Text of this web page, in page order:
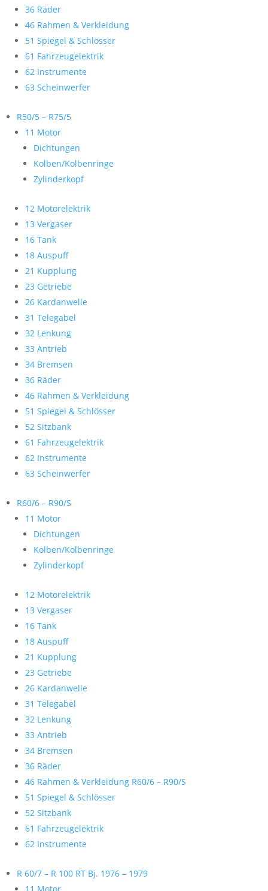
36 Räder
46 Rahmen & Verkleidung
51 Spiegel & Schlösser
61 Fahrzeugelektrik
62 Instrumente
63 Scheinwerfer
R50/5 – R75/5
11 Motor
Dichtungen
Kolben/Kolbenringe
Zylinderkopf
12 Motorelektrik
13 Vergaser
16 Tank
18 Auspuff
21 Kupplung
23 Getriebe
26 Kardanwelle
31 Telegabel
32 Lenkung
33 Antrieb
34 Bremsen
36 Räder
46 Rahmen & Verkleidung
51 Spiegel & Schlösser
52 Sitzbank
61 Fahrzeugelektrik
62 Instrumente
63 Scheinwerfer
R60/6 – R90/S
11 Motor
Dichtungen
Kolben/Kolbenringe
Zylinderkopf
12 Motorelektrik
13 Vergaser
16 Tank
18 Auspuff
21 Kupplung
23 Getriebe
26 Kardanwelle
31 Telegabel
32 Lenkung
33 Antrieb
34 Bremsen
36 Räder
46 Rahmen & Verkleidung R60/6 – R90/S
51 Spiegel & Schlösser
52 Sitzbank
61 Fahrzeugelektrik
62 Instrumente
R 60/7 – R 100 RT Bj. 1976 – 1979